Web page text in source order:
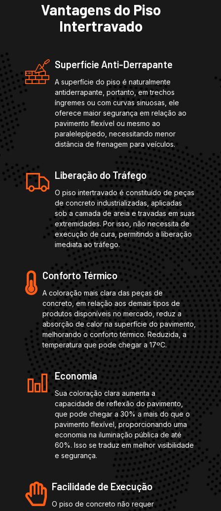
Vantagens do Piso
Intertravado
Superfície Anti-Derrapante
A superfície do piso é naturalmente
antiderrapante, portanto, em trechos
íngremes ou com curvas sinuosas, ele
oferece maior segurança em relação ao
pavimento flexível ou mesmo ao
paralelepípedo, necessitando menor
distância de frenagem para veículos.
Liberação do Tráfego
O piso intertravado é constituído de peças
de concreto industrializadas, aplicadas
sob a camada de areia e travadas em suas
extremidades. Por isso, não necessita de
execução de cura, permitindo a liberação
imediata ao tráfego.
Conforto Térmico
A coloração mais clara das peças de
concreto, em relação aos demais tipos de
produtos disponíveis no mercado, reduz a
absorção de calor na superfície do pavimento,
melhorando o conforto térmico. Reduzida, a
temperatura que pode chegar a 17ºC.
Economia
Sua coloração clara aumenta a
capacidade de reflexão do pavimento,
que pode chegar a 30% a mais do que o
pavimento flexível, proporcionando uma
economia na iluminação pública de até
60%. Isso se traduz em melhor visibilidade
e segurança.
Facilidade de Execução
O piso de concreto não requer